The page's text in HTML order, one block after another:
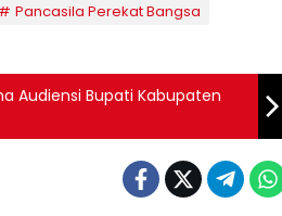
Pancasila Perekat Bangsa
Audiensi Bupati Kabupaten